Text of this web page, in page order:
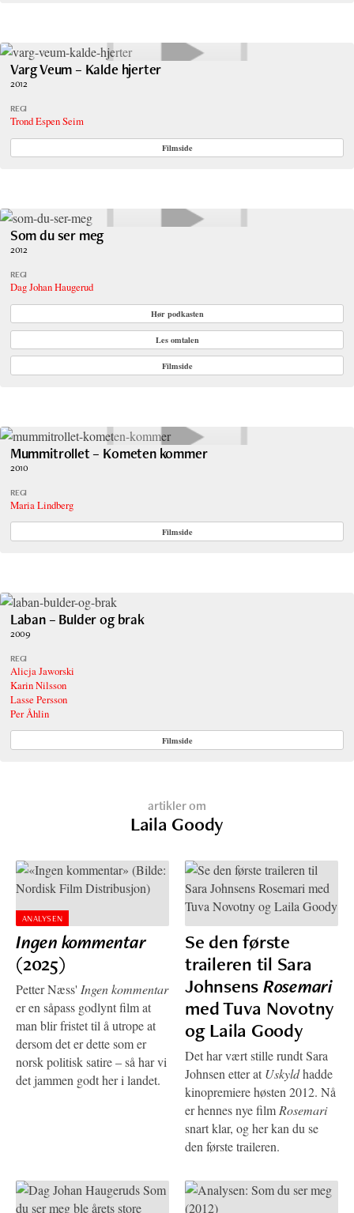
Varg Veum – Kalde hjerter
2012
REGI
Trond Espen Seim
Filmside
Som du ser meg
2012
REGI
Dag Johan Haugerud
Hør podkasten
Les omtalen
Filmside
Mummitrollet – Kometen kommer
2010
REGI
Maria Lindberg
Filmside
Laban – Bulder og brak
2009
REGI
Alicja Jaworski
Karin Nilsson
Lasse Persson
Per Åhlin
Filmside
artikler om
Laila Goody
ANALYSEN
Ingen kommentar
(2025)
Petter Næss' Ingen kommentar
er en såpass godlynt film at
man blir fristet til å utrope at
dersom det er dette som er
norsk politisk satire – så har vi
det jammen godt her i landet.
Se den første
traileren til Sara
JohnsensRosemari
med Tuva Novotny
og Laila Goody
Det har vært stille rundt Sara
Johnsen etter at Uskyldhadde
kinopremiere høsten 2012. Nå
er hennes nye film Rosemari
snart klar, og her kan du se
den første traileren.